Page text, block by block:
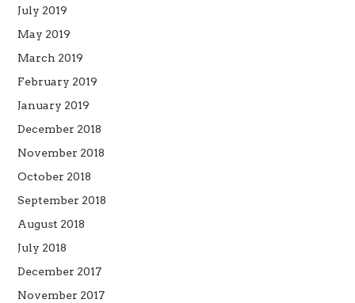
July 2019
May 2019
March 2019
February 2019
January 2019
December 2018
November 2018
October 2018
September 2018
August 2018
July 2018
December 2017
November 2017